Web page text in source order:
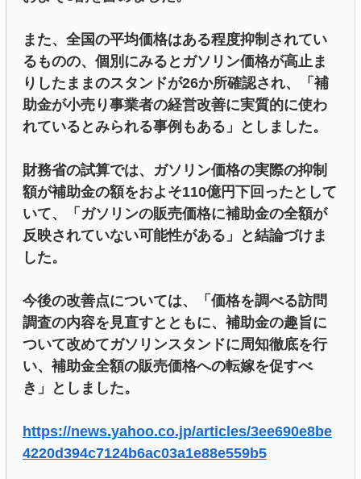
また、全国の平均価格はある程度抑制されてい
るものの、個別にみるとガソリン価格が高止ま
りしたままのスタンドが26か所確認され、「補
助金が小売り事業者の経営改善に実質的に使わ
れているとみられる事例もある」としました。
財務省の試算では、ガソリン価格の実際の抑制
額が補助金の額をおよそ110億円下回ったとして
いて、「ガソリンの販売価格に補助金の全額が
反映されていない可能性がある」と結論づけま
した。
今後の改善点については、「価格を調べる訪問
調査の内容を見直すとともに、補助金の趣旨に
ついて改めてガソリンスタンドに周知徹底を行
い、補助金全額の販売価格への転嫁を促すべ
き」としました。
https://news.yahoo.co.jp/articles/3ee690e8be
4220d394c7124b6ac03a1e88e559b5